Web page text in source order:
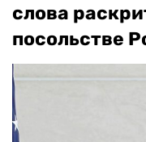
слова
посольстве